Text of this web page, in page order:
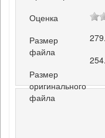
Оценка
Размер
файла
Размер
оригинального
файла